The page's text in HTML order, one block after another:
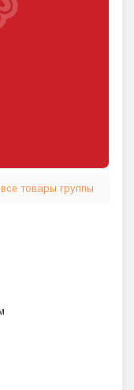
товары группы